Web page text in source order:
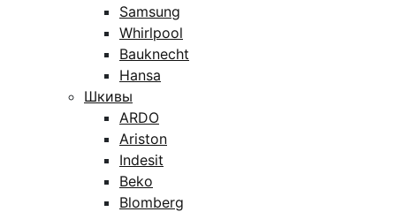
Samsung
Whirlpool
Bauknecht
Hansa
Шкивы
ARDO
Ariston
Indesit
Beko
Blomberg